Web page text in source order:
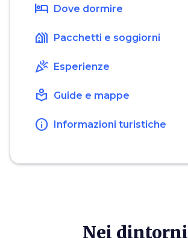
hotel Dove dormire
holiday_village Pacchetti e soggiorni
celebration Esperienze
local_library Guide e mappe
info Informazioni turistiche
Nei dintorni